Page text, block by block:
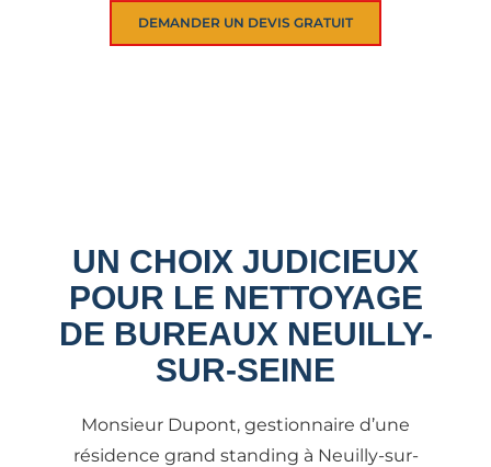
DEMANDER UN DEVIS GRATUIT
UN CHOIX JUDICIEUX
POUR LE NETTOYAGE
DE BUREAUX NEUILLY-
SUR-SEINE
Monsieur Dupont, gestionnaire d’une
résidence grand standing à Neuilly-sur-